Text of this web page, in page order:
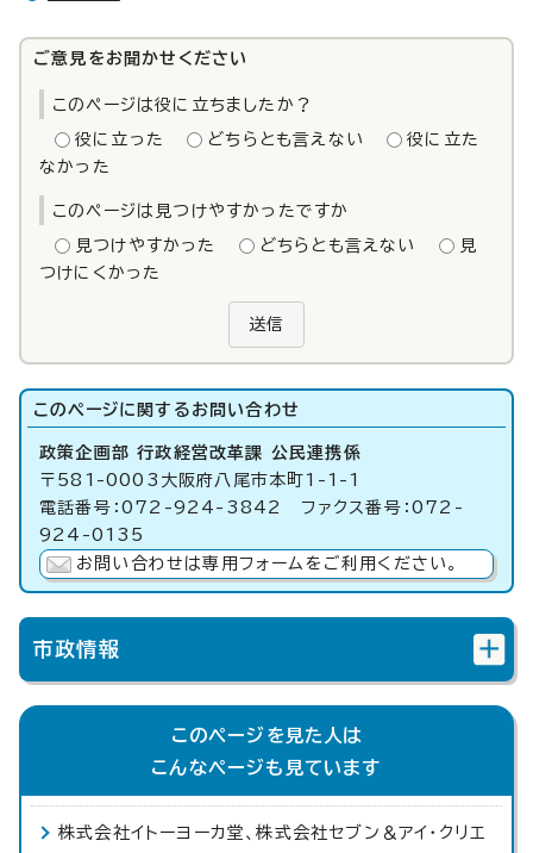
ご意見をお聞かせください
このページは役に立ちましたか？
役に立った どちらとも言えない
役に立た
なかった
このページは見つけやすかったですか
見つけやすかった どちらとも言えない
見
つけにくかった
送信
このページに関する お問い合わせ
政策企画部 行政経営改革課 公民連携係
〒581-0003大阪府八尾市本町1-1-1
電話番号：072-924-3842 ファクス番号：072-
924-0135
お問い合わせは専用フォームをご利用ください。
市政情報
このページを見た人は
こんなページも見ています
株式会社イトーヨーカ堂、株式会社セブン＆アイ・クリエ